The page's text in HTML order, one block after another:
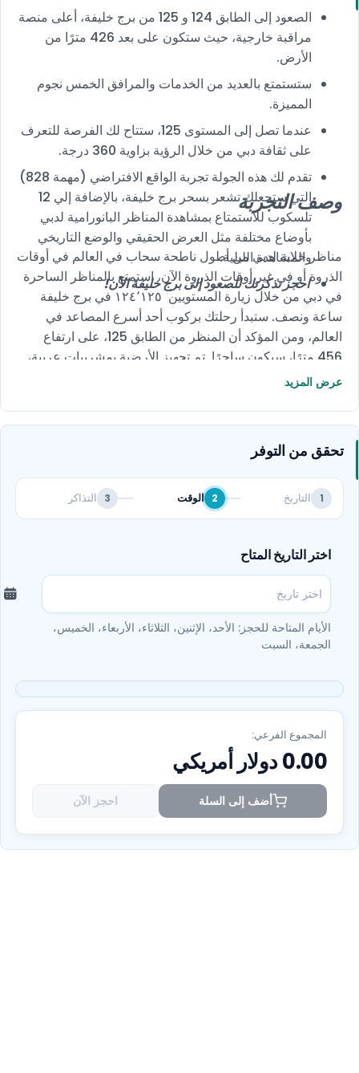
الصعود إلى الطابق 124 و 125 من برج خليفة، أعلى منصة
مراقبة خارجية، حيث ستكون على بعد 426 مترًا من
الأرض.
ستستمتع بالعديد من الخدمات والمرافق الخمس نجوم
المميزة.
عندما تصل إلى المستوى 125، ستتاح لك الفرصة للتعرف
على ثقافة دبي من خلال الرؤية بزاوية 360 درجة.
تقدم لك هذه الجولة تجربة الواقع الافتراضي (مهمة 828)
التي ستجعلك تشعر بسحر برج خليفة، بالإضافة إلي 12
تلسكوب للاستمتاع بمشاهدة المناظر البانورامية لدبي
بأوضاع مختلفة مثل العرض الحقيقي والوضع التاريخي
والمشاهدة الليلية.
احجز تذكرتك للصعود إلى برج خليفة الآن!
وصف التجربة
مناظر خلابة لدبي من أطول ناطحة سحاب في العالم في أوقات
الذروة أو في غير أوقات الذروة الآن، استمتع بالمناظر الساحرة
في دبي من خلال زيارة المستويين ١٢٤٬١٢٥ في برج خليفة
ساعة ونصف. ستبدأ رحلتك بركوب أحد أسرع المصاعد في
العالم، ومن المؤكد أن المنظر من الطابق 125، على ارتفاع
456 مترًا، سيكون ساحرًا. تم تجهيز الأرضية بمشربيات عربية،
عرض المزيد
تحقق من التوفر
1 التاريخ 2 الوقت 3 التذاكر
اختر التاريخ المتاح
الأيام المتاحة للحجز: الأحد، الإثنين، الثلاثاء، الأربعاء، الخميس،
الجمعة، السبت
المجموع الفرعي:
0.00دولار أمريكي
أضف إلى السلة احجز الآن